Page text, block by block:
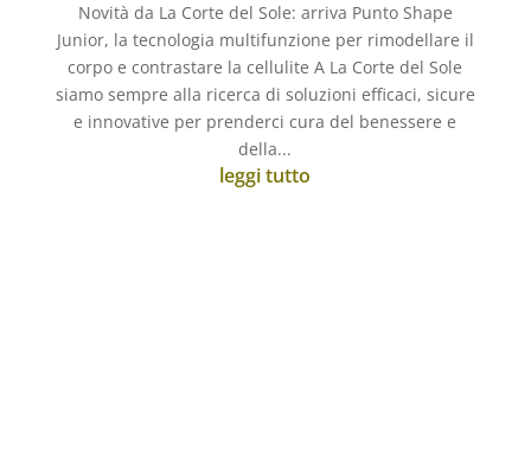
Novità da La Corte del Sole: arriva Punto Shape
Junior, la tecnologia multifunzione per rimodellare il
corpo e contrastare la cellulite A La Corte del Sole
siamo sempre alla ricerca di soluzioni efficaci, sicure
e innovative per prenderci cura del benessere e
della...
leggi tutto